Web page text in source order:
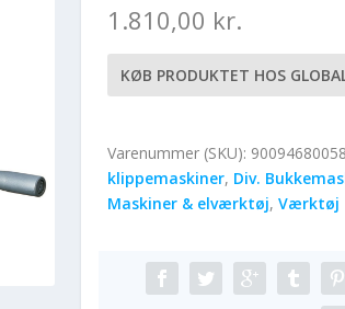
1.810,00 kr.
KØB PRODUKTET HOS
Varenummer (SKU):
klippemaskiner, Div.
Maskiner & elværktøj, Værktøj